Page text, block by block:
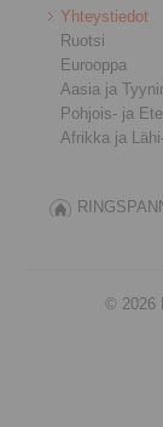
Yhteystiedot
Ruotsi
Eurooppa
Aasia ja
Pohjois- ja
Afrikka ja
© 2026